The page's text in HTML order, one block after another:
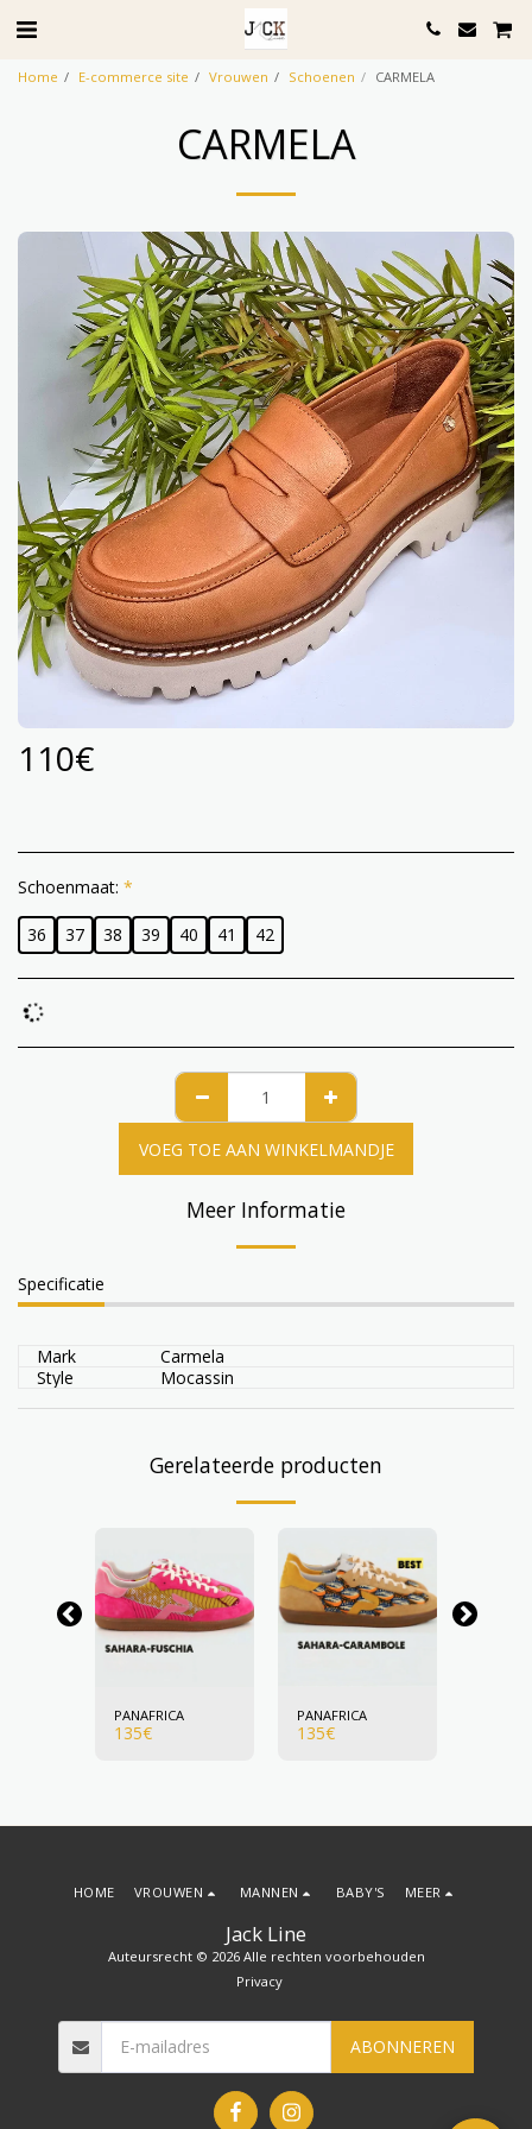
Home E-commerce site Vrouwen Schoenen CARMELA
CARMELA
110€
Schoenmaat: *
36 37 38 39 40 41 42
VOEG TOE AAN WINKELMANDJE
Meer Informatie
Specificatie
Mark
Carmela
Style
Mocassin
Gerelateerde producten
PANAFRICA
135€
PANAFRICA
135€
Jack Line
Auteursrecht © 2026 Alle rechten voorbehouden
Privacy
HOME VROUWEN MANNEN BABY'S MEER
ABONNEREN